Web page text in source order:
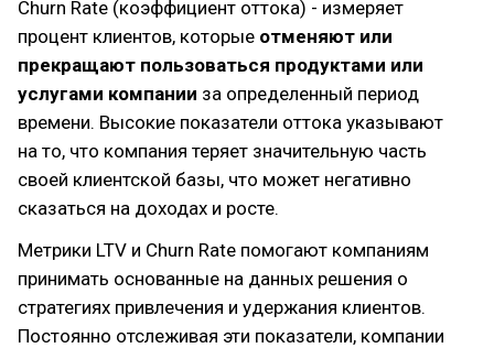
Churn Rate (коэффициент оттока) - измеряет
процент клиентов, которые отменяют или
прекращают пользоваться продуктами или
услугами компании за определенный период
времени. Высокие показатели оттока указывают
на то, что компания теряет значительную часть
своей клиентской базы, что может негативно
сказаться на доходах и росте.
Метрики LTV и Churn Rate помогают компаниям
принимать основанные на данных решения о
стратегиях привлечения и удержания клиентов.
Постоянно отслеживая эти показатели, компании